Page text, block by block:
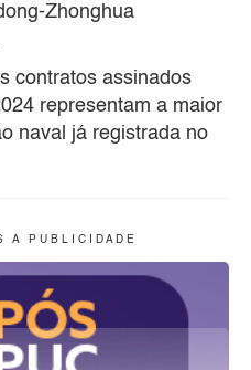
Zhonghua
contratos assinados
representam a maior
naval já registrada no
A P U B L I C I D A D E